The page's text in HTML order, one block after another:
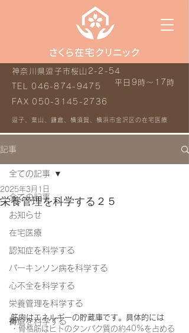
平日9時～17時
神奈川県逗子市桜山2-2-54
TEL 046-874-9475
FAX 050-3145-2736
逗子、葉山、鎌倉、横須賀、横浜市金沢区の在宅医療
記事
全ての記事
お知らせ
在宅医療
認知症を科学する
パーキンソン病を科学する
心不全を科学する
栄養管理を科学する
褥瘡を科学する
全ての記事
栄養管理を科学する２５
2025年3月1日
筋肉はエネルギーの貯蔵庫です。具体的には
・骨格筋はヒトのタンパク質の約40%を占める